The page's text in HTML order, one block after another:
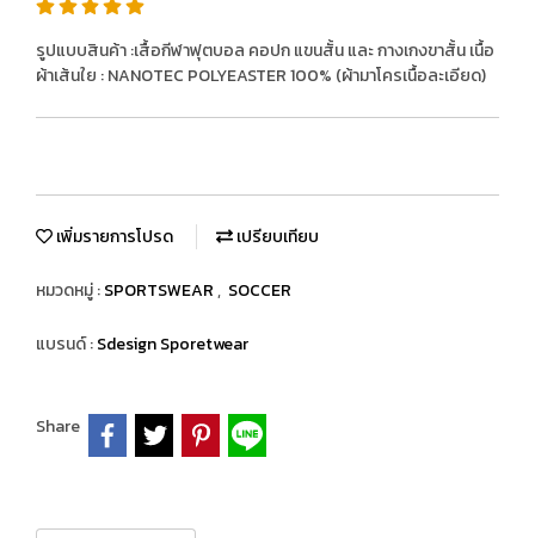
รูปแบบสินค้า :เสื้อกีฬาฟุตบอล คอปก แขนสั้น และ กางเกงขาสั้น เนื้อ
ผ้าเส้นใย : NANOTEC POLYEASTER 100% (ผ้ามาโครเนื้อละเอียด)
เพิ่มรายการโปรด เปรียบเทียบ
หมวดหมู่ :SPORTSWEAR, SOCCER
แบรนด์ :Sdesign Sporetwear
Share